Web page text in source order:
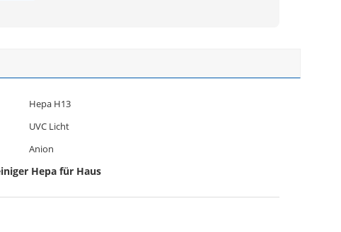
Hepa H13
UVC Licht
Anion
Hepa für Haus